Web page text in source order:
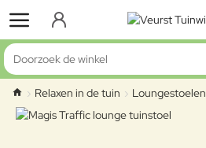
Doorzoek de winkel
home
Relaxen in de tuin Loungestoelen